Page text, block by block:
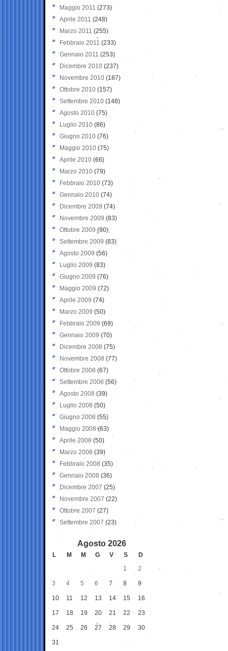
Maggio 2011 (273)
Aprile 2011 (248)
Marzo 2011 (255)
Febbraio 2011 (233)
Gennaio 2011 (253)
Dicembre 2010 (237)
Novembre 2010 (187)
Ottobre 2010 (157)
Settembre 2010 (148)
Agosto 2010 (75)
Luglio 2010 (86)
Giugno 2010 (76)
Maggio 2010 (75)
Aprile 2010 (66)
Marzo 2010 (79)
Febbraio 2010 (73)
Gennaio 2010 (74)
Dicembre 2009 (74)
Novembre 2009 (83)
Ottobre 2009 (90)
Settembre 2009 (83)
Agosto 2009 (56)
Luglio 2009 (83)
Giugno 2009 (76)
Maggio 2009 (72)
Aprile 2009 (74)
Marzo 2009 (50)
Febbraio 2009 (69)
Gennaio 2009 (70)
Dicembre 2008 (75)
Novembre 2008 (77)
Ottobre 2008 (67)
Settembre 2008 (56)
Agosto 2008 (39)
Luglio 2008 (50)
Giugno 2008 (55)
Maggio 2008(63)
Aprile 2008 (50)
Marzo 2008 (39)
Febbraio 2008 (35)
Gennaio 2008 (36)
Dicembre 2007 (25)
Novembre 2007 (22)
Ottobre 2007 (27)
Settembre 2007 (23)
Agosto 2026
L M M G V S
D
1
2
3 4 5 6 7 8 9
10 11 12 13 14 15 16
17 18 19 20 21 22 23
24 25 26 27 28 29 30
31